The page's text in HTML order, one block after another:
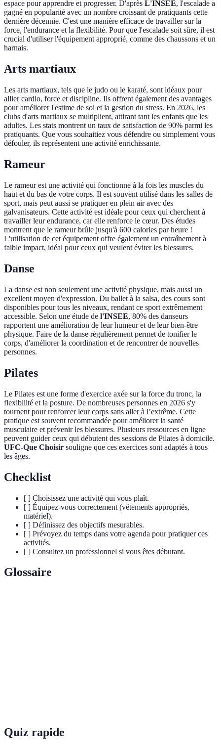
espace pour apprendre et progresser. D'après L'INSEE, l'escalade a
gagné en popularité avec un nombre croissant de pratiquants cette
dernière décennie. C'est une manière efficace de travailler sur la
force, l'endurance et la flexibilité. Pour que l'escalade soit sûre, il est
crucial d'utiliser l'équipement approprié, comme des chaussons et un
harnais.
Arts martiaux
Les arts martiaux, tels que le judo ou le karaté, sont idéaux pour
allier cardio, force et discipline. Ils offrent également des avantages
pour améliorer l'estime de soi et la gestion du stress. En 2026, les
clubs d'arts martiaux se multiplient, attirant tant les enfants que les
adultes. Les stats montrent un taux de satisfaction de 90% parmi les
pratiquants. Que vous souhaitiez vous défendre ou simplement vous
défouler, ils représentent une activité enrichissante.
Rameur
Le rameur est une activité qui fonctionne à la fois les muscles du
haut et du bas de votre corps. Il est souvent utilisé dans les salles de
sport, mais peut aussi se pratiquer en plein air avec des
galvanisateurs. Cette activité est idéale pour ceux qui cherchent à
travailler leur endurance, car elle renforce le cœur. Des études
montrent que le rameur brûle jusqu'à 600 calories par heure !
L'utilisation de cet équipement offre également un entraînement à
faible impact, idéal pour ceux qui veulent éviter les blessures.
Danse
La danse est non seulement une activité physique, mais aussi un
excellent moyen d'expression. Du ballet à la salsa, des cours sont
disponibles pour tous les niveaux, rendant ce sport extrêmement
accessible. Selon une étude de l'INSEE, 80% des danseurs
rapportent une amélioration de leur humeur et de leur bien-être
physique. Faire de la danse régulièrement permet de tonifier le
corps, d'améliorer la coordination et de rencontrer de nouvelles
personnes.
Pilates
Le Pilates est une forme d'exercice axée sur la force du tronc, la
flexibilité et la posture. De nombreuses personnes en 2026 s'y
tournent pour renforcer leur corps sans aller à l’extrême. Cette
pratique est souvent recommandée pour améliorer la santé
musculaire et prévenir les blessures. Plusieurs ressources en ligne
peuvent guider ceux qui débutent des sessions de Pilates à domicile.
UFC-Que Choisir souligne que ces exercices sont adaptés à tous
les âges.
Checklist
[ ] Choisissez une activité qui vous plaît.
[ ] Équipez-vous correctement (vêtements appropriés,
matériel).
[ ] Définissez des objectifs mesurables.
[ ] Prévoyez du temps dans votre agenda pour pratiquer ces
activités.
[ ] Consultez un professionnel si vous êtes débutant.
Glossaire
Quiz rapide